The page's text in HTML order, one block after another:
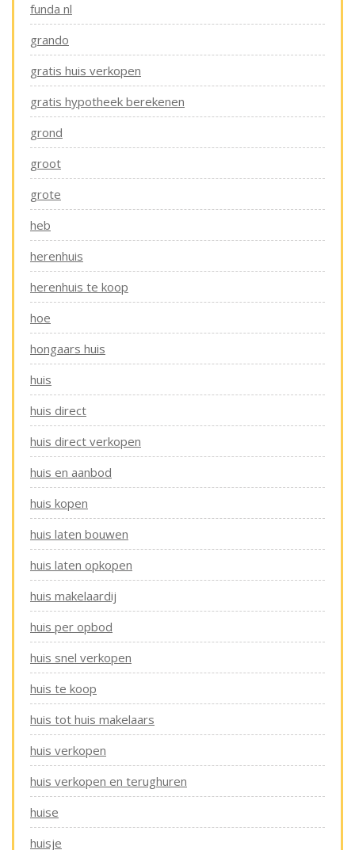
funda nl
grando
gratis huis verkopen
gratis hypotheek berekenen
grond
groot
grote
heb
herenhuis
herenhuis te koop
hoe
hongaars huis
huis
huis direct
huis direct verkopen
huis en aanbod
huis kopen
huis laten bouwen
huis laten opkopen
huis makelaardij
huis per opbod
huis snel verkopen
huis te koop
huis tot huis makelaars
huis verkopen
huis verkopen en terughuren
huise
huisje